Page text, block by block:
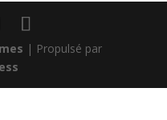
| Propulsé par